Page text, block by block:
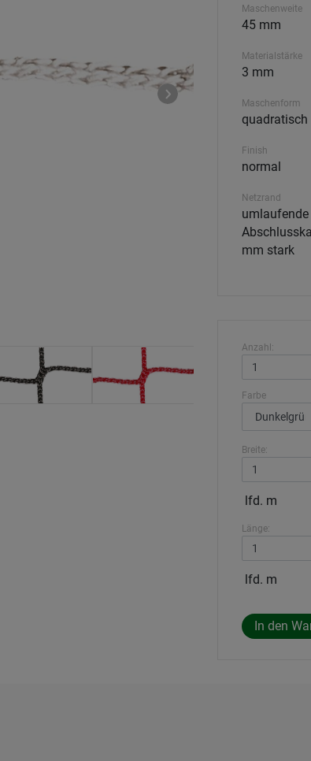
Maschenweite
45 mm
Materialstärke
3 mm
Maschenform
quadratisch
Finish
normal
Netzrand
umlaufende
mm stark
Anzahl:
Farbe
Breite:
lfd. m
Länge:
lfd. m